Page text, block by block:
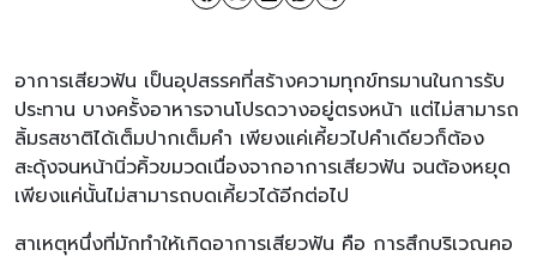
อาการเสียวฟัน เป็นอุปสรรคที่สร้างความทุกข์ทรมานในการรับ
ประทาน บางครั้งอาหารจานโปรดวางอยู่ตรงหน้า แต่ไม่สามารถ
ลิ้มรสชาติได้เต็มปากเต็มคำ เพียงแค่เคี้ยวไปคำเดียวก็ต้อง
สะดุ้งจนหน้านิ่วคิ้วขมวดเนื่องจากอาการเสียวฟัน จนต้องหยุด
เพียงแค่นั้นไม่สามารถบดเคี้ยวได้อีกต่อไป
สาเหตุหนึ่งที่มักทำให้เกิดอาการเสียวฟัน คือ การสึกบริเวณคอ